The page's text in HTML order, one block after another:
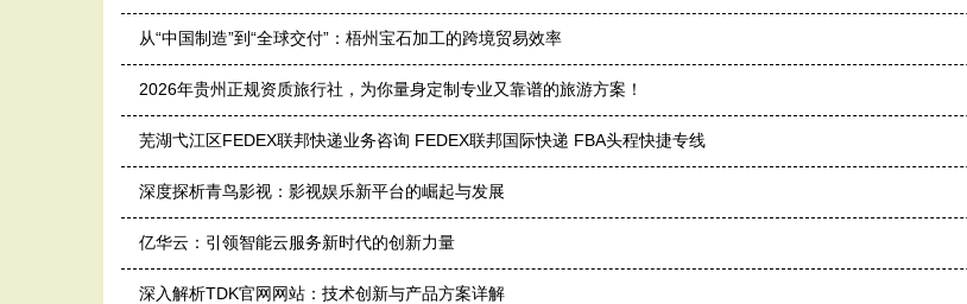
从“中国制造”到“全球交付”：梧州宝石加工的跨境贸易效率
2026年贵州正规资质旅行社，为你量身定制专业又靠谱的旅游方案！
芜湖弋江区FEDEX联邦快递业务咨询 FEDEX联邦国际快递 FBA头程快捷专线
深度探析青鸟影视：影视娱乐新平台的崛起与发展
亿华云：引领智能云服务新时代的创新力量
深入解析TDK官网网站：技术创新与产品方案详解